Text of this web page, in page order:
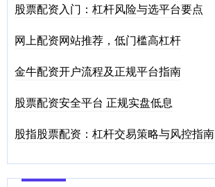
股票配资入门：杠杆风险与选平台要点
网上配资网站推荐，低门槛高杠杆
金牛配资开户流程及正规平台指南
股票配资安全平台 正规实盘低息
股指股票配资：杠杆交易策略与风控指南